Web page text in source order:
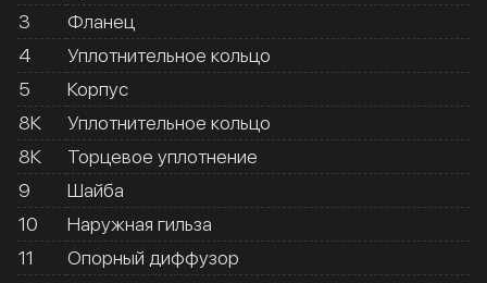
3
Фланец
4
Уплотнительное кольцо
5
Корпус
8К
Уплотнительное кольцо
8К
Торцевое уплотнение
9
Шайба
10
Наружная гильза
11
Опорный диффузор